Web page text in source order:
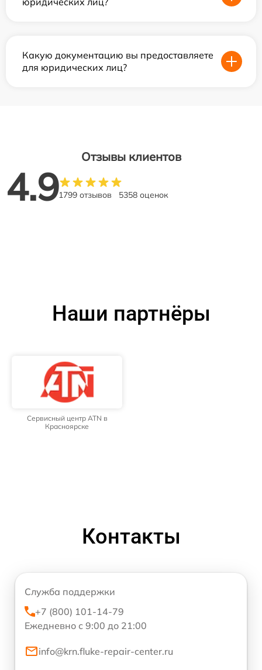
Какую документацию вы предоставляете
для юридических лиц?
Отзывы клиентов
4.91799 отзывов 5358 оценок
Наши партнёры
Сервисный центр ATN в
Красноярске
Контакты
Служба поддержки
+7 (800) 101-14-79
Ежедневно с 9:00 до 21:00
info@krn.fluke-repair-center.ru